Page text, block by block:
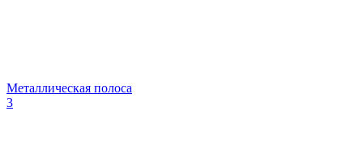
Металлическая полоса
3